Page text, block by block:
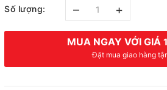
Số lượng: – +
MUA NGAY VỚI GIÁ
Đặt mua giao hàng